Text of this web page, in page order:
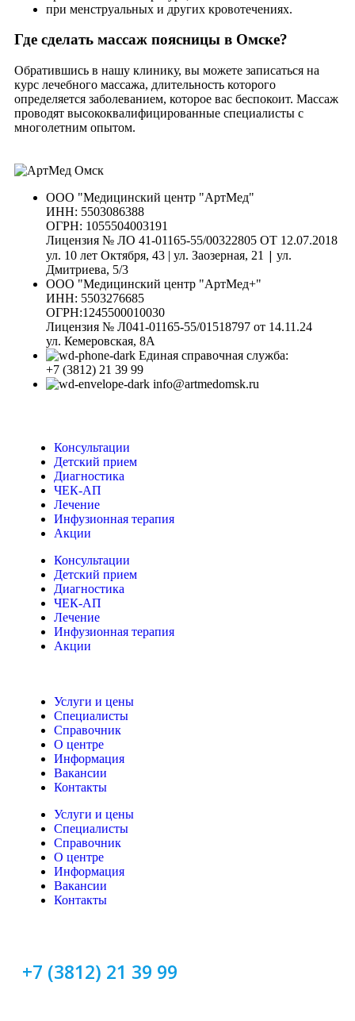
при менструальных и других кровотечениях.
Где сделать массаж поясницы в Омске?
Обратившись в нашу клинику, вы можете записаться на
курс лечебного массажа, длительность которого
определяется заболеванием, которое вас беспокоит. Массаж
проводят высококвалифицированные специалисты с
многолетним опытом.
ООО "Медицинский центр "АртМед"
ИНН: 5503086388
ОГРН: 1055504003191
Лицензия № ЛО 41-01165-55/00322805 ОТ 12.07.2018
ул. 10 лет Октября, 43 | ул. Заозерная, 21 | ул.
Дмитриева, 5/3
ООО "Медицинский центр "АртМед+"
ИНН: 5503276685
ОГРН:1245500010030
Лицензия № Л041-01165-55/01518797 от 14.11.24
ул. Кемеровская, 8А
Единая справочная служба:
+7 (3812) 21 39 99
info@artmedomsk.ru
Консультации
Детский прием
Диагностика
ЧЕК-АП
Лечение
Инфузионная терапия
Акции
Консультации
Детский прием
Диагностика
ЧЕК-АП
Лечение
Инфузионная терапия
Акции
Услуги и цены
Специалисты
Справочник
О центре
Информация
Вакансии
Контакты
Услуги и цены
Специалисты
Справочник
О центре
Информация
Вакансии
Контакты
+7 (3812) 21 39 99